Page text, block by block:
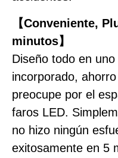
【Conveniente,
minutos】
Diseño todo en
incorporado,
preocupe por el
faros LED.
no hizo ningún
exitosamente en 5